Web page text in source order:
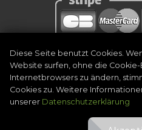
Diese Seite benutzt Cookies.
Website surfen, ohne die
Internetbrowsers zu ändern,
Cookies zu. Weitere
unserer Datenschutzerklärung
Geschäftsbedingungen |
©2026 Golf